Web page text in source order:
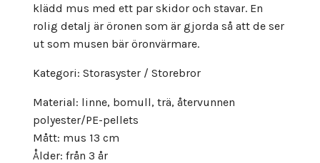
klädd mus med ett par skidor och stavar. En
rolig detalj är öronen som är gjorda så att de ser
ut som musen bär öronvärmare.
Kategori: Storasyster / Storebror
Material: linne, bomull, trä, återvunnen
polyester/PE-pellets
Mått: mus 13 cm
Ålder: från 3 år